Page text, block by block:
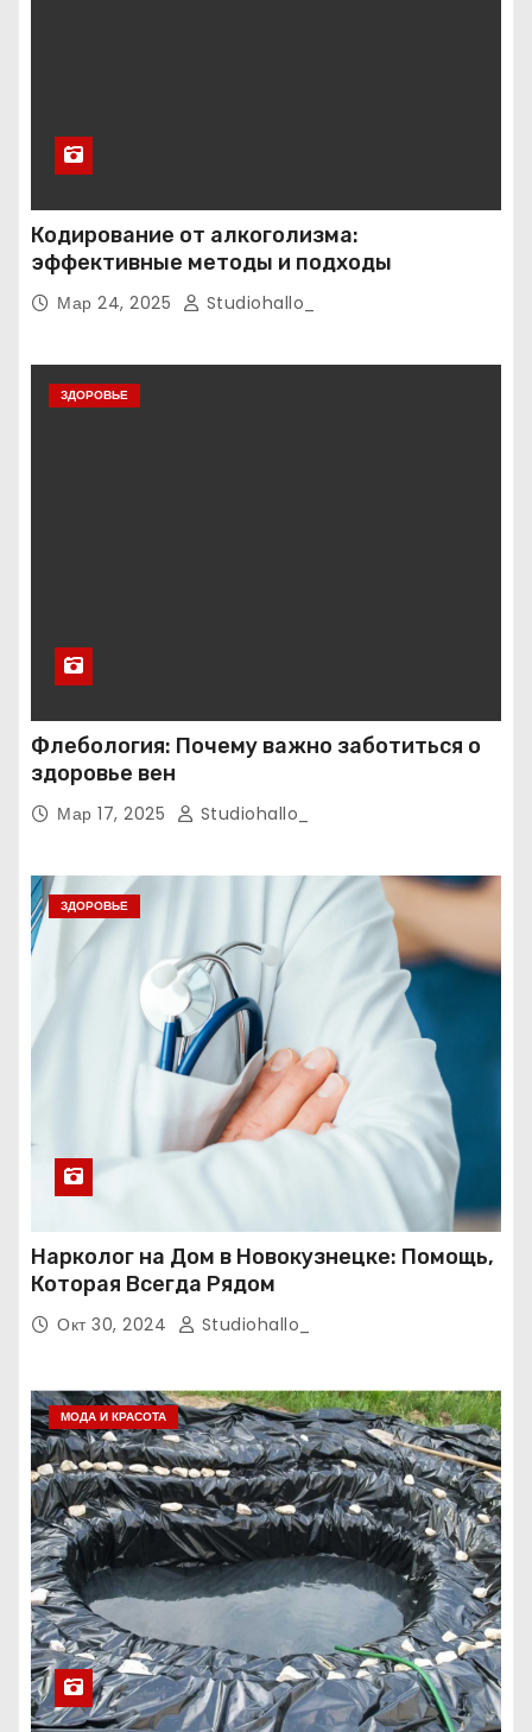
Кодирование от алкоголизма:
эффективные методы и подходы
Мар 24, 2025 Studiohallo_
ЗДОРОВЬЕ
Флебология: Почему важно заботиться о
здоровье вен
Мар 17, 2025 Studiohallo_
ЗДОРОВЬЕ
Нарколог на Дом в Новокузнецке: Помощь,
Которая Всегда Рядом
Окт 30, 2024 Studiohallo_
МОДА И КРАСОТА